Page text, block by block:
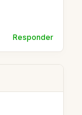
Responder